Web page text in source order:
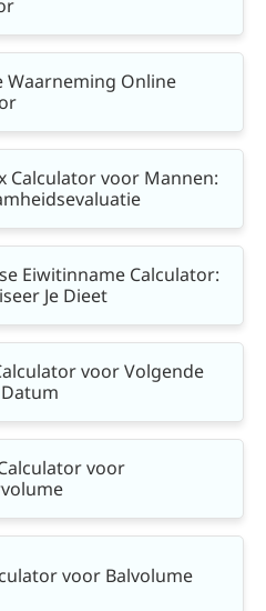
Waarneming Online
Calculator voor Mannen:
Eiwitinname Calculator:
Je Dieet
voor Volgende
voor
voor Balvolume